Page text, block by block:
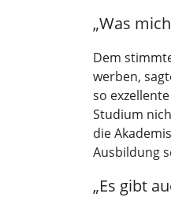
„Was
Dem
werben,
so
Studium
die
Ausbildung
„Es gibt